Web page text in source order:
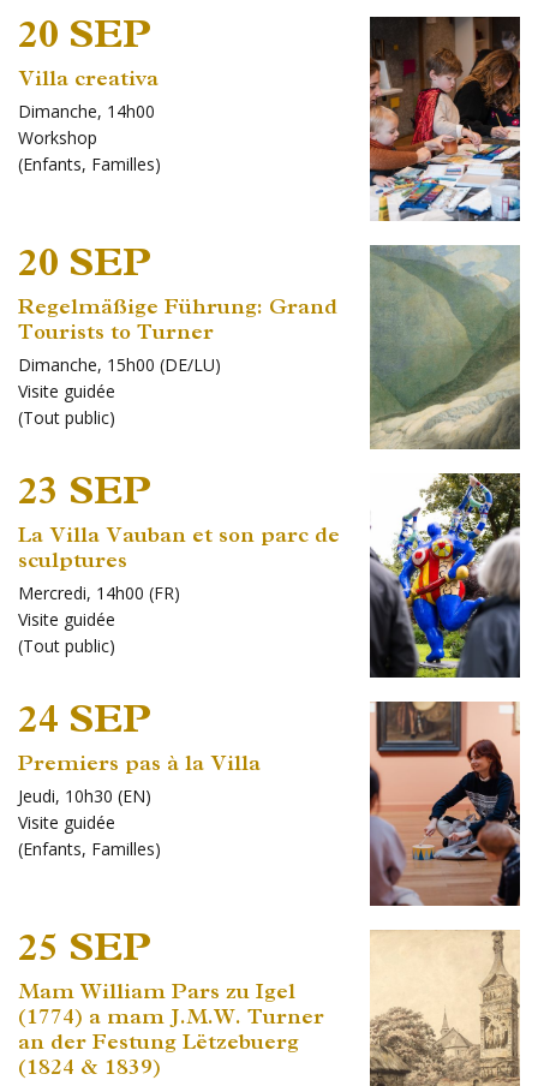
20 SEP
Villa creativa
Dimanche, 14h00
Workshop
(Enfants, Familles)
20 SEP
Regelmäßige Führung: Grand
Tourists to Turner
Dimanche, 15h00 (DE/LU)
Visite guidée
(Tout public)
23 SEP
La Villa Vauban et son parc de
sculptures
Mercredi, 14h00 (FR)
Visite guidée
(Tout public)
24 SEP
Premiers pas à la Villa
Jeudi, 10h30 (EN)
Visite guidée
(Enfants, Familles)
25 SEP
Mam William Pars zu Igel
(1774) a mam J.M.W. Turner
an der Festung Lëtzebuerg
(1824 & 1839)